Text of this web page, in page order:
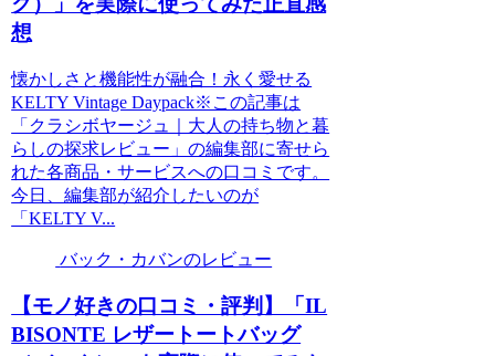
想
懐かしさと機能性が融合！永く愛せる
KELTY Vintage Daypack※この記事は
「クラシボヤージュ｜大人の持ち物と暮
らしの探求レビュー」の編集部に寄せら
れた各商品・サービスへの口コミです。
今日、編集部が紹介したいのが
「KELTY V...
バック・カバンのレビュー
【モノ好きの口コミ・評判】「IL
BISONTE レザートートバッグ